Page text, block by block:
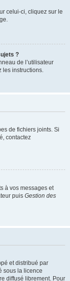
celui-ci, cliquez sur le
?
de l’utilisateur
les instructions.
de fichiers joints. Si
contactez
à vos messages et
puis Gestion des
et distribué par
sous la licence
diffusé librement. Pour